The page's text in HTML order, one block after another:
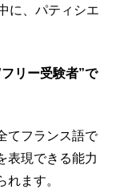
に、パティシエ
リー受験者”で
てフランス語で
表現できる能力
れます。